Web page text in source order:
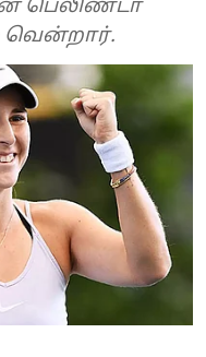
பெலிண்டா
வென்றார்.